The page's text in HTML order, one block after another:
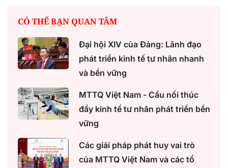
CÓ THỂ BẠN QUAN TÂM
Đại hội XIV của Đảng: Lãnh đạo
phát triển kinh tế tư nhân nhanh
và bền vững
MTTQ Việt Nam - Cầu nối thúc
đẩy kinh tế tư nhân phát triển bền
vững
Các giải pháp phát huy vai trò
của MTTQ Việt Nam và các tổ